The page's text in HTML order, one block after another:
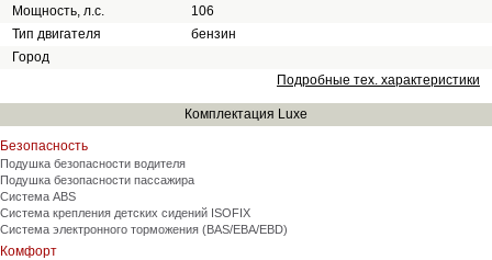
Мощность, л.с.
106
Тип двигателя
бензин
Город
Подробные тех. характеристики
Комплектация Luxe
Безопасность
Подушка безопасности водителя
Подушка безопасности пассажира
Система ABS
Система крепления детских сидений ISOFIX
Система электронного торможения (BAS/EBA/EBD)
Комфорт